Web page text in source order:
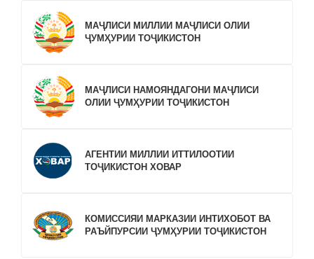
МАҶЛИСИ МИЛЛИИ МАҶЛИСИ ОЛИИ
ҶУМҲУРИИ ТОҶИКИСТОН
МАҶЛИСИ НАМОЯНДАГОНИ МАҶЛИСИ
ОЛИИ ҶУМҲУРИИ ТОҶИКИСТОН
АГЕНТИИ МИЛЛИИ ИТТИЛООТИИ
ТОҶИКИСТОН ХОВАР
КОМИССИЯИ МАРКАЗИИ ИНТИХОБОТ ВА
РАЪЙПУРСИИ ҶУМҲУРИИ ТОҶИКИСТОН